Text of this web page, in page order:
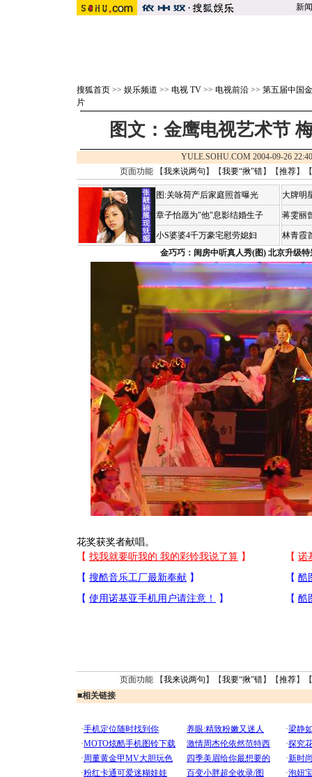
新闻
搜狐首页 >> 娱乐频道 >> 电视 TV >> 电视前沿 >> 第五届中国
片
图文：金鹰电视艺术节
YULE.SOHU.COM 2004-09-26
页面功能 【我来说两句 】【我要“揪”错】【推荐】
图:关咏荷产后家庭照首曝光
章子怡愿为"他"息影结婚生子
小S婆婆4千万豪宅慰劳媳妇
大牌明
蒋雯丽
林青霞
金巧巧：闺房中听真人秀(图) 北京升级
花奖获奖者献唱。
页面功能 【我来说两句 】【我要“揪”错】【推荐】
■相关链接